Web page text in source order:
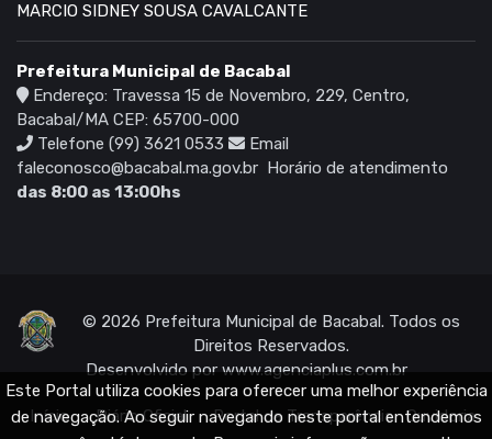
Este Portal utiliza cookies para oferecer uma melhor experiência
de navegação. Ao seguir navegando neste portal entendemos
MARCIO SIDNEY SOUSA CAVALCANTE
Prefeitura Municipal de Bacabal
Endereço: Travessa 15 de Novembro, 229, Centro,
Bacabal/MA CEP: 65700-000
Telefone (99) 3621 0533
Email
faleconosco@bacabal.ma.gov.br
Horário de atendimento
das 8:00 as 13:00hs
© 2026 Prefeitura Municipal de Bacabal. Todos os
Direitos Reservados.
Desenvolvido porwww.agenciaplus.com.br
Início Diário Oficial Portal da Transparência Ouvidoria